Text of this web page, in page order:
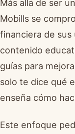
Más allá de ser
Mobills se
financiera de sus
contenido
guías para
solo te dice qué
enseña cómo
Este enfoque